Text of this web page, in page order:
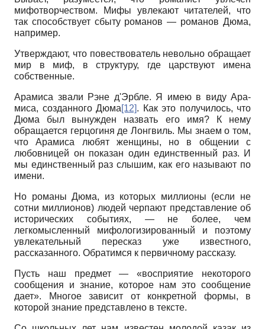
мифотворчеством. Мифы увлекают читателей, что
так способствует сбыту романов — романов Дюма,
например.
Утверждают, что повествователь невольно обращает
мир в миф, в структуру, где царствуют имена
собственные.
Арамиса звали Рэне д'Эрбле. Я имею в виду Ара­
миса, созданного Дюма[12]. Как это получилось, что
Дюма был вынужден назвать его имя? К нему
обращается герцогиня де Лонгвиль. Мы знаем о том,
что Арамиса любят женщины, но в общении с
любовницей он показан один единственный раз. И
мы единственный раз слышим, как его называют по
имени.
Но романы Дюма, из которых миллионы (если не
сотни миллионов) людей черпают представление об
исторических событиях, — не более, чем
легкомысленный мифологизированный и поэтому
увлекательный пересказ уже известного,
рассказанного. Обратимся к первичному рассказу.
Пусть наш предмет — «восприятие некоторого
сообщения и знание, которое нам это сообщение
дает». Многое зависит от конкретной формы, в
которой знание представлено в тексте.